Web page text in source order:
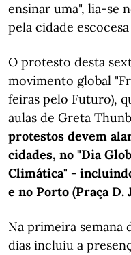
ensinar uma", lia-se
pela cidade
O protesto desta
movimento global
feiras pelo Futuro),
aulas de Greta
protestos devem
cidades, no "Dia
Climática" -
e no Porto (Praça D.
Na primeira semana
dias incluiu a